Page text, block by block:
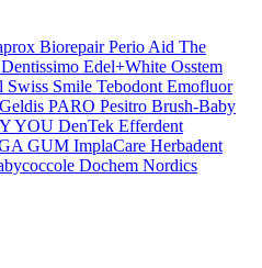
Biorepair Perio Aid The
Dentissimo Edel+White Osstem
Swiss Smile Tebodont Emofluor
Geldis PARO Pesitro Brush-Baby
YOU DenTek Efferdent
GUM ImplaCare Herbadent
Dochem Nordics